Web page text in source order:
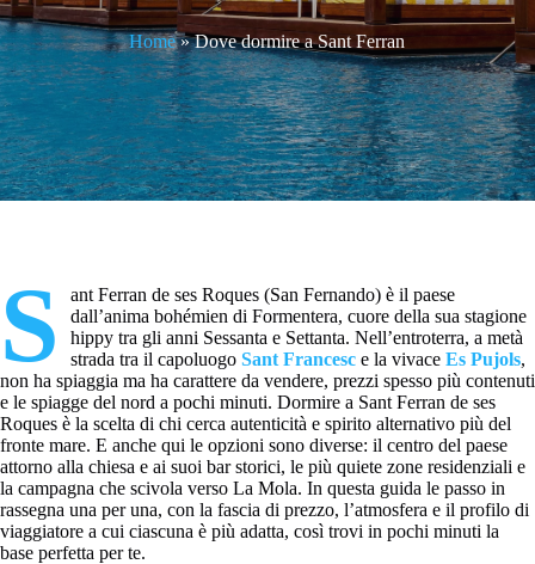
Home»Dove dormire a Sant Ferran
S
ant Ferran de ses Roques (San Fernando) è il paese
dall’anima bohémien di Formentera, cuore della sua stagione
hippy tra gli anni Sessanta e Settanta. Nell’entroterra, a metà
strada tra il capoluogo Sant Francesce la vivace Es Pujols,
non ha spiaggia ma ha carattere da vendere, prezzi spesso più contenuti
e le spiagge del nord a pochi minuti. Dormire a Sant Ferran de ses
Roques è la scelta di chi cerca autenticità e spirito alternativo più del
fronte mare. E anche qui le opzioni sono diverse: il centro del paese
attorno alla chiesa e ai suoi bar storici, le più quiete zone residenziali e
la campagna che scivola verso La Mola. In questa guida le passo in
rassegna una per una, con la fascia di prezzo, l’atmosfera e il profilo di
viaggiatore a cui ciascuna è più adatta, così trovi in pochi minuti la
base perfetta per te.